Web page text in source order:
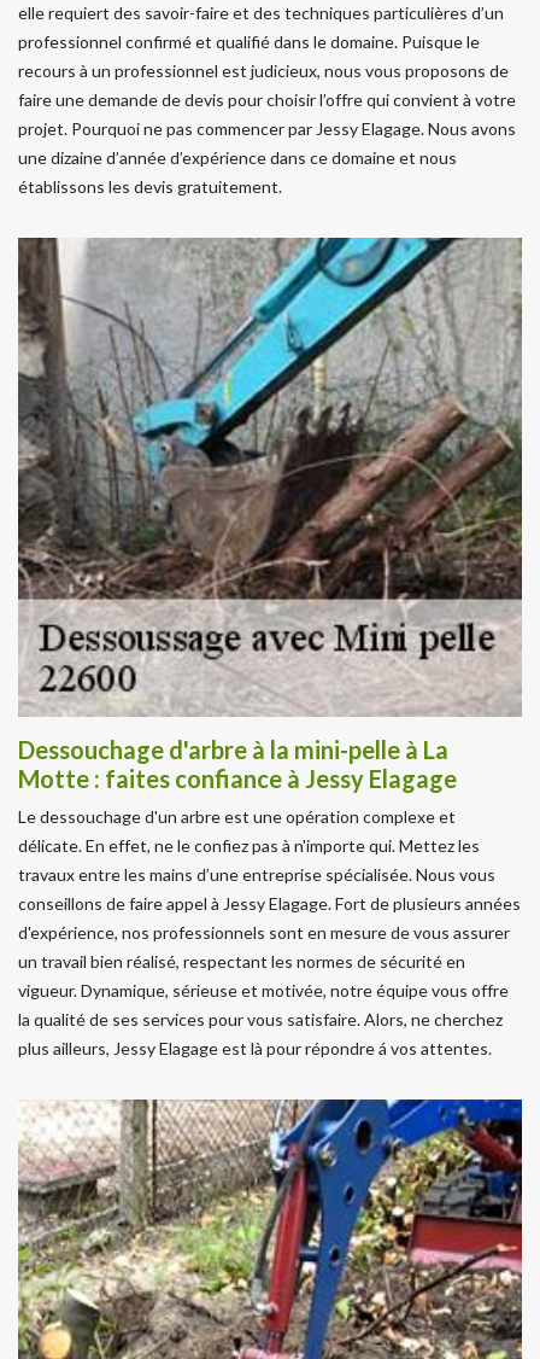
elle requiert des savoir-faire et des techniques particulières d’un
professionnel confirmé et qualifié dans le domaine. Puisque le
recours à un professionnel est judicieux, nous vous proposons de
faire une demande de devis pour choisir l’offre qui convient à votre
projet. Pourquoi ne pas commencer par Jessy Elagage. Nous avons
une dizaine d’année d’expérience dans ce domaine et nous
établissons les devis gratuitement.
Dessouchage d'arbre à la mini-pelle à La
Motte : faites confiance à Jessy Elagage
Le dessouchage d'un arbre est une opération complexe et
délicate. En effet, ne le confiez pas à n'importe qui. Mettez les
travaux entre les mains d’une entreprise spécialisée. Nous vous
conseillons de faire appel à Jessy Elagage. Fort de plusieurs années
d'expérience, nos professionnels sont en mesure de vous assurer
un travail bien réalisé, respectant les normes de sécurité en
vigueur. Dynamique, sérieuse et motivée, notre équipe vous offre
la qualité de ses services pour vous satisfaire. Alors, ne cherchez
plus ailleurs, Jessy Elagage est là pour répondre á vos attentes.